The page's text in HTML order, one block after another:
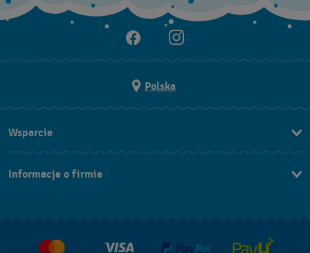
Polska
Wsparcie
FAQ
Informacje o firmie